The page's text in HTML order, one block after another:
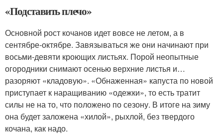
«Подставить плечо»
Основной рост кочанов идет вовсе не летом, а в
сентябре-октябре. Завязываться же они начинают при
восьми-девяти кроющих листьях. Порой неопытные
огородники снимают осенью верхние листья и…
разоряют «кладовую». «Обнаженная» капуста по новой
приступает к наращиванию «одежки», то есть тратит
силы не на то, что положено по сезону. В итоге на зиму
она будет заложена «хилой», рыхлой, без твердого
кочана, как надо.